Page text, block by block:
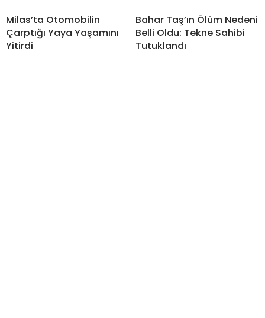
Milas’ta Otomobilin
Çarptığı Yaya Yaşamını
Yitirdi
Bahar Taş’ın Ölüm Nedeni
Belli Oldu: Tekne Sahibi
Tutuklandı